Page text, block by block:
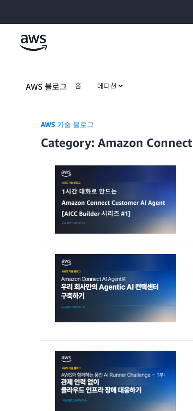
AWS 블로그 홈 에디션
AWS 기술 블로그
Category: Amazon Connect